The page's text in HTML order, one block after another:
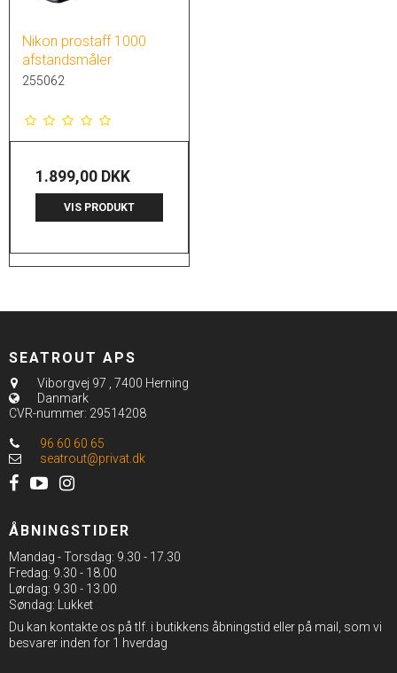
Nikon prostaff 1000
afstandsmåler
255062
1.899,00 DKK
VIS PRODUKT
SEATROUT APS
Viborgvej 97
7400 Herning
Danmark
CVR-nummer: 29514208
96 60 60 65
seatrout@privat.dk
ÅBNINGSTIDER
Mandag - Torsdag: 9.30 - 17.30
Fredag: 9.30 - 18.00
Lørdag: 9.30 - 13.00
Søndag: Lukket
Du kan kontakte os på tlf. i butikkens åbningstid eller på mail, som vi
besvarer inden for 1 hverdag